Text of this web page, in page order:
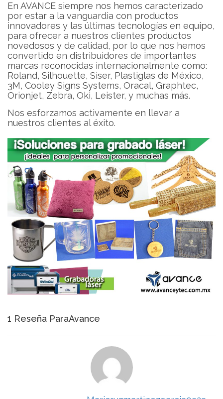
En AVANCE siempre nos hemos caracterizado
por estar a la vanguardia con productos
innovadores y las últimas tecnologías en equipo,
para ofrecer a nuestros clientes productos
novedosos y de calidad, por lo que nos hemos
convertido en distribuidores de importantes
marcas reconocidas internacionalmente como:
Roland, Silhouette, Siser, Plastiglas de México,
3M, Cooley Signs Systems, Oracal, Graphtec,
Orionjet, Zebra, Oki, Leister, y muchas más.
Nos esforzamos activamente en llevar a
nuestros clientes al éxito.
1 Reseña ParaAvance